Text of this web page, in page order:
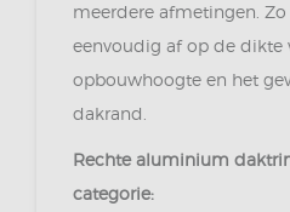
meerdere afmetingen.
eenvoudig af op de dikte
opbouwhoogte en het
dakrand.
Rechte aluminium
categorie: